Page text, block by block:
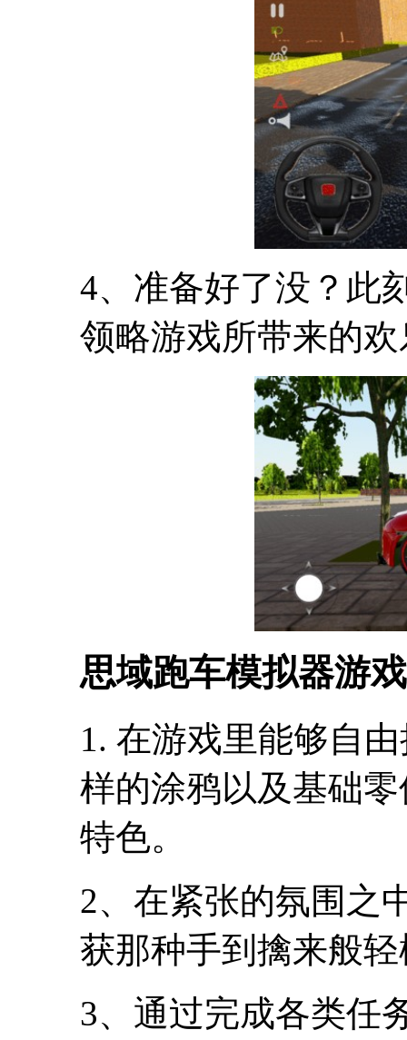
4、准备好了没？此
领略游戏所带来的
思域跑车模拟器游
1. 在游戏里能够自
样的涂鸦以及基础
特色。
2、在紧张的氛围之
获那种手到擒来般
3、通过完成各类任